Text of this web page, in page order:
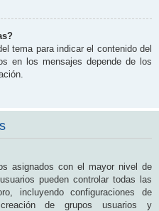
tema para indicar el contenido del
en los mensajes depende de los
asignados con el mayor nivel de
pueden controlar todas las
incluyendo configuraciones de
de grupos usuarios y